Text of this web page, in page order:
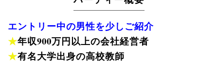
エントリー中の男性を少しご紹介
★年収900万円以上の会社経営者
★有名大学出身の高校教師